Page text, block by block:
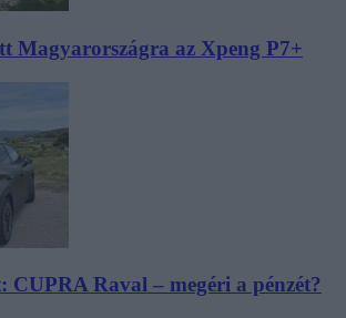
Magyarországra az Xpeng P7+
CUPRA Raval – megéri a pénzét?